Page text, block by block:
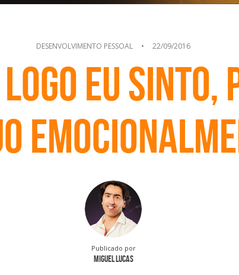
DESENVOLVIMENTO PESSOAL • 22/09/2016
logo eu
Publicado por
Miguel Lucas